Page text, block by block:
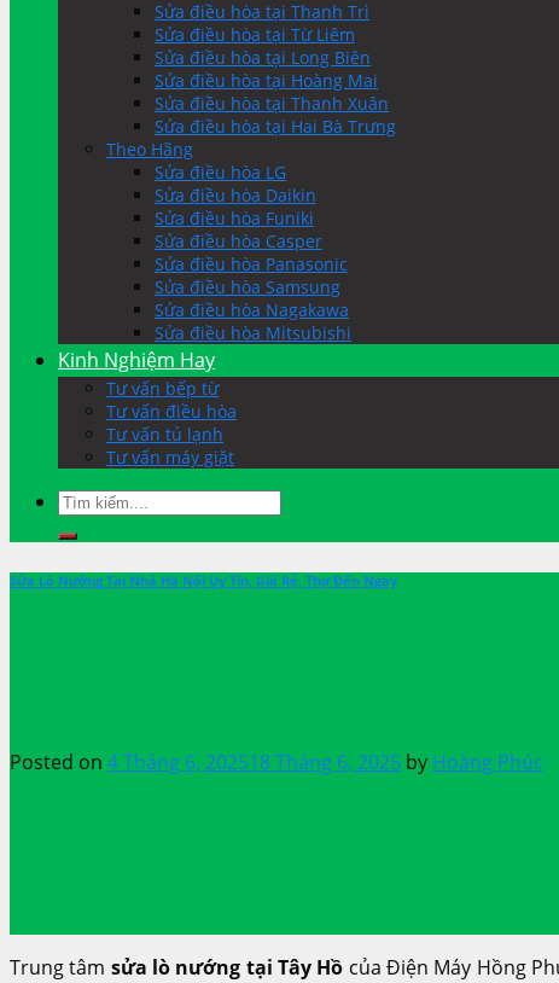
Sửa điều hòa tại Thanh Trì
Sửa điều hòa tại Từ Liêm
Sửa điều hòa tại Long Biên
Sửa điều hòa tại Hoàng Mai
Sửa điều hòa tại Thanh Xuân
Sửa điều hòa tại Hai Bà Trưng
Theo Hãng
Sửa điều hòa LG
Sửa điều hòa Daikin
Sửa điều hòa Funiki
Sửa điều hòa Casper
Sửa điều hòa Panasonic
Sửa điều hòa Samsung
Sửa điều hòa Nagakawa
Sửa điều hòa Mitsubishi
Kinh Nghiệm Hay
Tư vấn bếp từ
Tư vấn điều hòa
Tư vấn tủ lạnh
Tư vấn máy giặt
Sửa Lò Nướng Tại Nhà Hà Nội Uy Tín, Giá Rẻ, Thợ Đến Ngay
Posted on 4 Tháng 6, 202518 Tháng 6, 2025 by Hoàng Phúc
Trung tâm sửa lò nướng tại Tây Hồ của Điện Máy Hồng